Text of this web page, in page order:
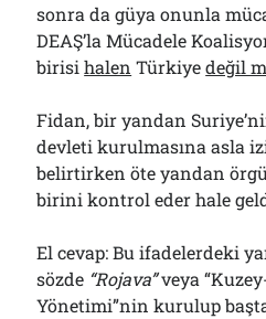
sonra da güya onunla
DEAŞ’la Mücadele
birisihalen Türkiyedeğil
Fidan, bir yandan
devleti kurulmasına asla
belirtirken öte yandan
birini kontrol eder hale
El cevap: Bu ifadelerdeki
sözde “Rojava”veya
Yönetimi”nin kurulup